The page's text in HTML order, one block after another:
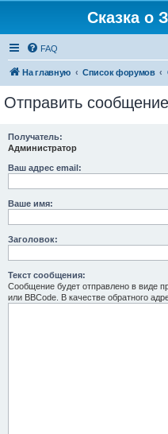
Сказка о
FAQ
На главную Список форумов
Отправить
Получатель:
Администратор
Ваш адрес email:
Ваше имя:
Заголовок:
Текст сообщения:
Сообщение будет отправлено в виде
или BBCode. В качестве обратного